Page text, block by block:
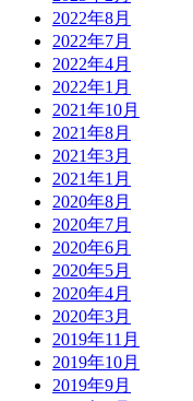
2022年8月
2022年7月
2022年4月
2022年1月
2021年10月
2021年8月
2021年3月
2021年1月
2020年8月
2020年7月
2020年6月
2020年5月
2020年4月
2020年3月
2019年11月
2019年10月
2019年9月